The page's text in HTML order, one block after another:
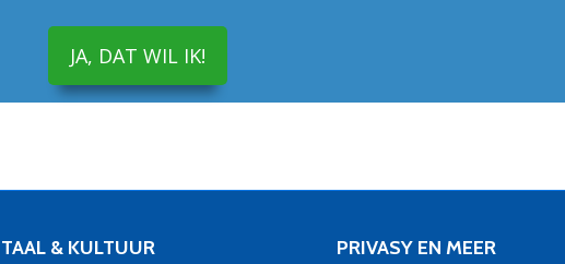
JA, DAT WIL IK!
TAAL & KULTUUR PRIVASY EN MEER